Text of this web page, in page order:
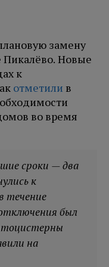
замену
Пикалёво. Новые
к
отметили в
во время
сроки — два
к
течение
был
на